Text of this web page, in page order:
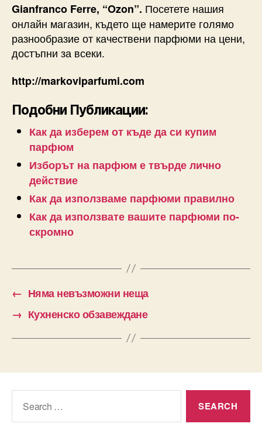
Gianfranco Ferre, “Ozon”. Посетете нашия
онлайн магазин, където ще намерите голямо
разнообразие от качествени парфюми на цени,
достъпни за всеки.
http://markoviparfumi.com
Подобни Публикации:
Как да изберем от къде да си купим
парфюм
Изборът на парфюм е твърде лично
действие
Как да използваме парфюми правилно
Как да използвате вашите парфюми по-
скромно
← Няма невъзможни неща
→ Кухненско обзавеждане